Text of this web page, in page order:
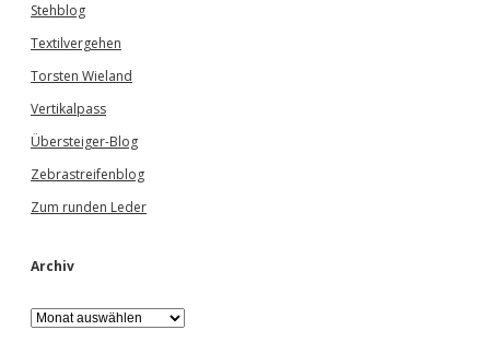
Stehblog
Textilvergehen
Torsten Wieland
Vertikalpass
Übersteiger-Blog
Zebrastreifenblog
Zum runden Leder
Archiv
A
r